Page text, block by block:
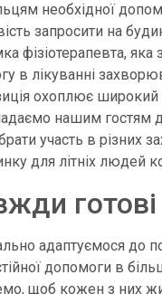
необхідної
запросити на
фізіотерапевта,
в лікуванні
охоплює
нашим гостям
участь в різних
для літніх людей
адаптуємося до
допомоги в
щоб кожен з них